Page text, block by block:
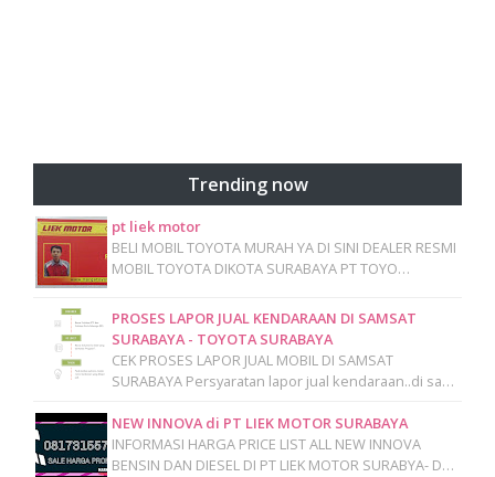
Trending now
pt liek motor
BELI MOBIL TOYOTA MURAH YA DI SINI DEALER RESMI
MOBIL TOYOTA DIKOTA SURABAYA PT TOYO…
PROSES LAPOR JUAL KENDARAAN DI SAMSAT
SURABAYA - TOYOTA SURABAYA
CEK PROSES LAPOR JUAL MOBIL DI SAMSAT
SURABAYA Persyaratan lapor jual kendaraan..di sa…
NEW INNOVA di PT LIEK MOTOR SURABAYA
INFORMASI HARGA PRICE LIST ALL NEW INNOVA
BENSIN DAN DIESEL DI PT LIEK MOTOR SURABYA- D…